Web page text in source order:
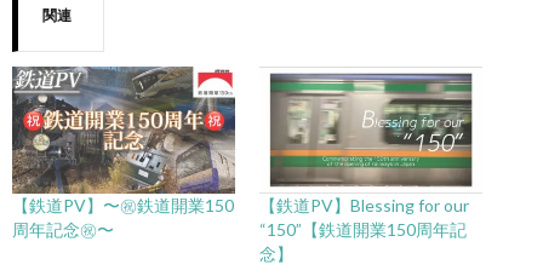
関連
【鉄道PV】〜㊗︎鉄道開業150
周年記念㊗︎〜
【鉄道PV】Blessing for our
“150”【鉄道開業150周年記
念】